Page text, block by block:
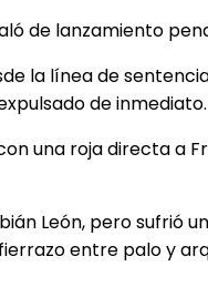
de lanzamiento
la línea de
de inmediato.
una roja directa a
León, pero sufrió
entre palo y